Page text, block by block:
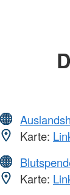
Karte:
Karte: